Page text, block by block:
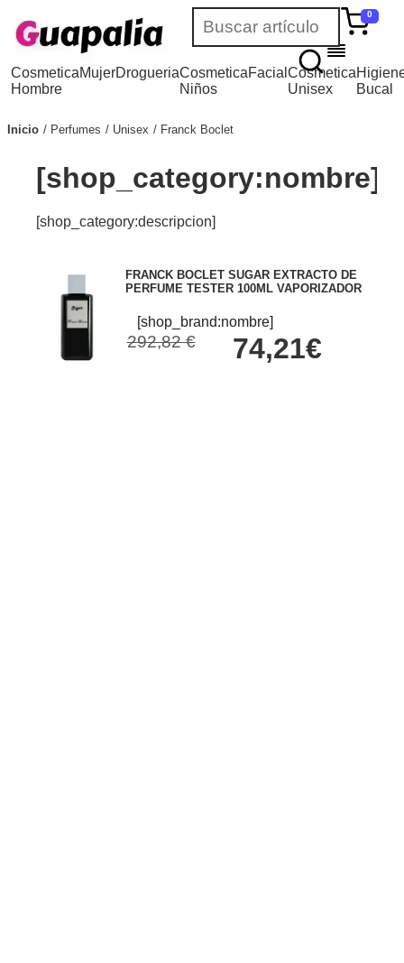
0
Cosmetica
Hombre
MujerDrogueriaCosmetica
Niños
FacialCosmetica
Unisex
Bucal
Inicio Perfumes Unisex Franck Boclet
[shop_category:nombre]
[shop_category:descripcion]
FRANCK BOCLET SUGAR EXTRACTO DE
PERFUME TESTER 100ML VAPORIZADOR
[shop_brand:nombre]
292,82 € 74,21€